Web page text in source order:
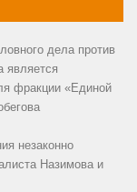
дела против
является
фракции «Единой
незаконно
Назимова и